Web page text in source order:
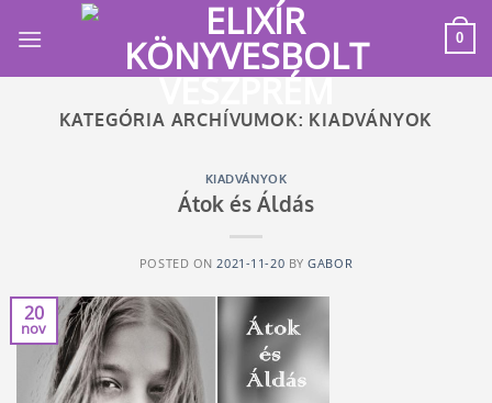
0
KATEGÓRIA ARCHÍVUMOK: KIADVÁNYOK
KIADVÁNYOK
Átok és Áldás
POSTED ON 2021-11-20 BYGABOR
20
nov